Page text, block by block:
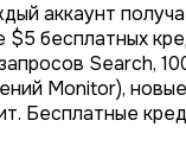
аккаунт
$5 бесплатных
Search,
Monitor),
Бесплатные